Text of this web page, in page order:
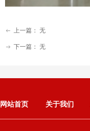
ꂃ 上一篇： 无
ꁹ 下一篇： 无
网站首页 关于我们